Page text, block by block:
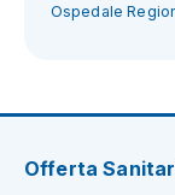
Ospedale
Offerta